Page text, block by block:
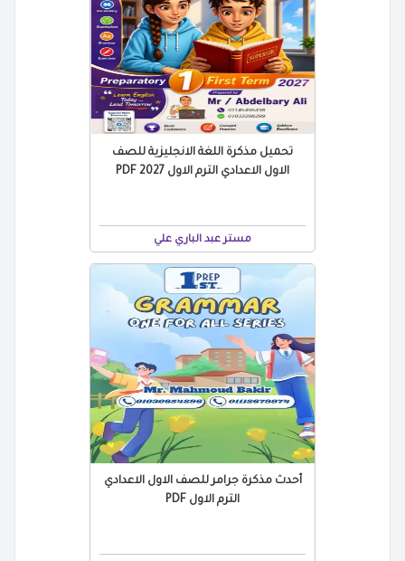
تحميل مذكرة اللغة الانجليزية للصف
الاول الاعدادي الترم الاول 2027 PDF
مستر عبد الباري علي
أحدث مذكرة جرامر للصف الاول الاعدادي
الترم الاول PDF